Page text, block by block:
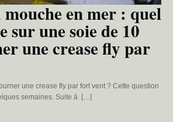
en mer : quel
sur une soie de 10
une crease fly par
une crease fly par fort vent ? Cette question
semaines. Suite à […]